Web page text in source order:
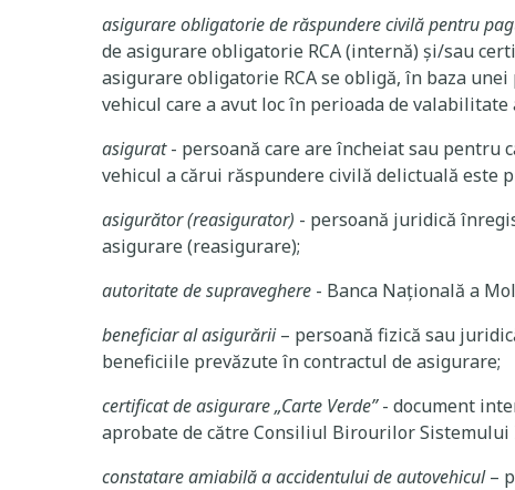
asigurare obligatorie de răspundere civilă pentru
de asigurare obligatorie RCA (internă) și/sau
asigurare obligatorie RCA se obligă, în baza
vehicul care a avut loc în perioada de
asigurat- persoană care are încheiat sau pentru
vehicul a cărui răspundere civilă delictuală este
asigurător (reasigurator) - persoană juridică
asigurare (reasigurare);
autoritate de supraveghere - Banca Națională a
beneficiar al asigurării– persoană fizică sau
beneficiile prevăzute în contractul de asigurare;
certificat de asigurare „Carte Verde”- document
aprobate de către Consiliul Birourilor Sistemului
constatare amiabilă a accidentului de autovehicul–